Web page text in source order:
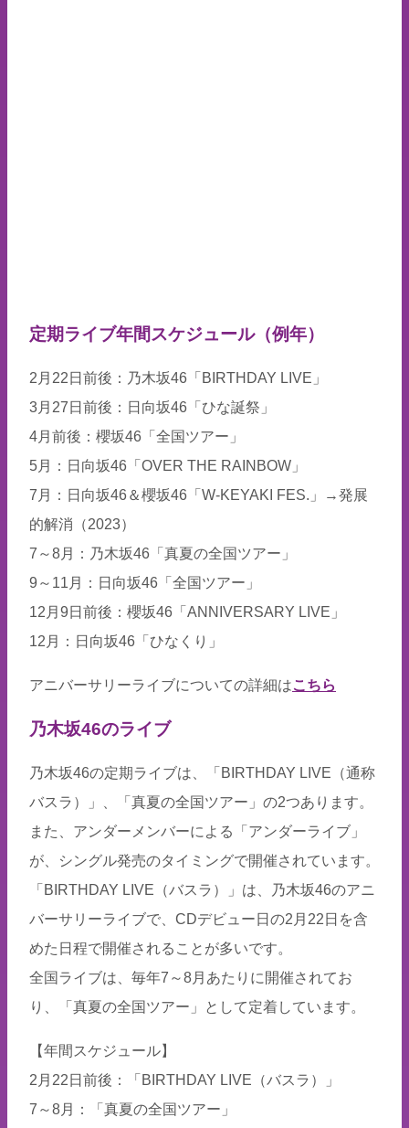
定期ライブ年間スケジュール（例年）
2月22日前後：乃木坂46「BIRTHDAY LIVE」
3月27日前後：日向坂46「ひな誕祭」
4月前後：櫻坂46「全国ツアー」
5月：日向坂46「OVER THE RAINBOW」
7月：日向坂46＆櫻坂46「W-KEYAKI FES.」→発展
的解消（2023）
7～8月：乃木坂46「真夏の全国ツアー」
9～11月：日向坂46「全国ツアー」
12月9日前後：櫻坂46「ANNIVERSARY LIVE」
12月：日向坂46「ひなくり」
アニバーサリーライブについての詳細はこちら
乃木坂46のライブ
乃木坂46の定期ライブは、「BIRTHDAY LIVE（通称
バスラ）」、「真夏の全国ツアー」の2つあります。
また、アンダーメンバーによる「アンダーライブ」
が、シングル発売のタイミングで開催されています。
「BIRTHDAY LIVE（バスラ）」は、乃木坂46のアニ
バーサリーライブで、CDデビュー日の2月22日を含
めた日程で開催されることが多いです。
全国ライブは、毎年7～8月あたりに開催されてお
り、「真夏の全国ツアー」として定着しています。
【年間スケジュール】
2月22日前後：「BIRTHDAY LIVE（バスラ）」
7～8月：「真夏の全国ツアー」